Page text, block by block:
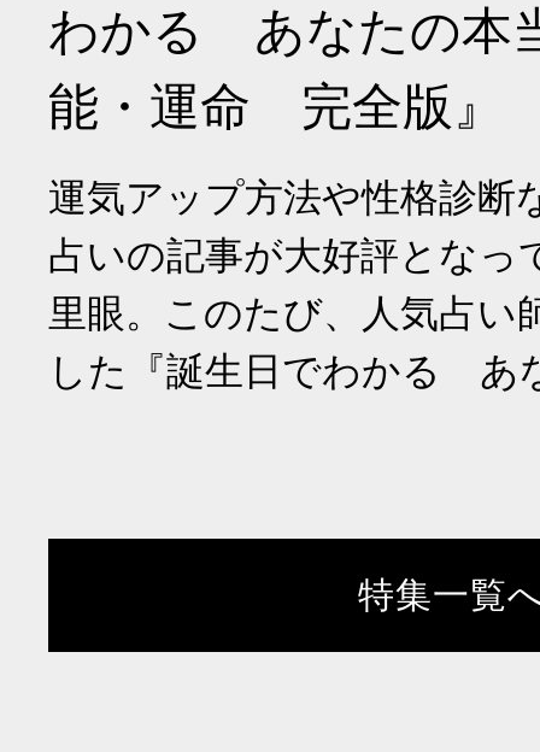
わかる あなたの本
能・運命 完全版』
運気アップ方法や性格診断
占いの記事が大好評となっ
里眼。このたび、人気占い
した『誕生日でわかる あ
特集一覧